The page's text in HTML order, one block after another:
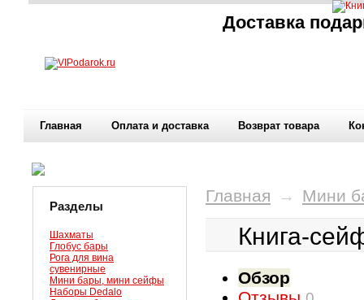
Доставка
Главная Оплата и доставка Возврат товара
Разделы
Шахматы
Глобус бары
Рога для вина
сувенирные
Мини бары, мини сейфы
Наборы Dedalo
Главная → Мини
Книга-
Обзор